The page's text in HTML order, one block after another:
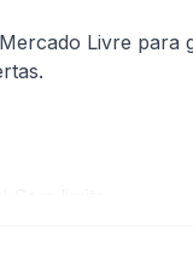
Livre para